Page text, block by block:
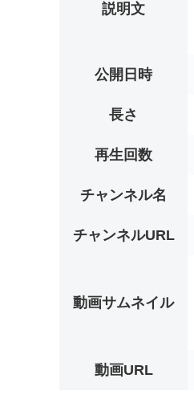
説明文
公開日時
長さ
再生回数
チャンネル名
チャンネルURL
動画サムネイル
動画URL